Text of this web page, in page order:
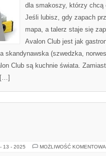
dla smakoszy, którzy chcą
Jeśli lubisz, gdy zapach
mapa, a talerz staje się
Avalon Club jest jak
skandynawska (szwedzka,
Club są kuchnie świata.
[…]
13 - 2025 MOŻLIWOŚĆ